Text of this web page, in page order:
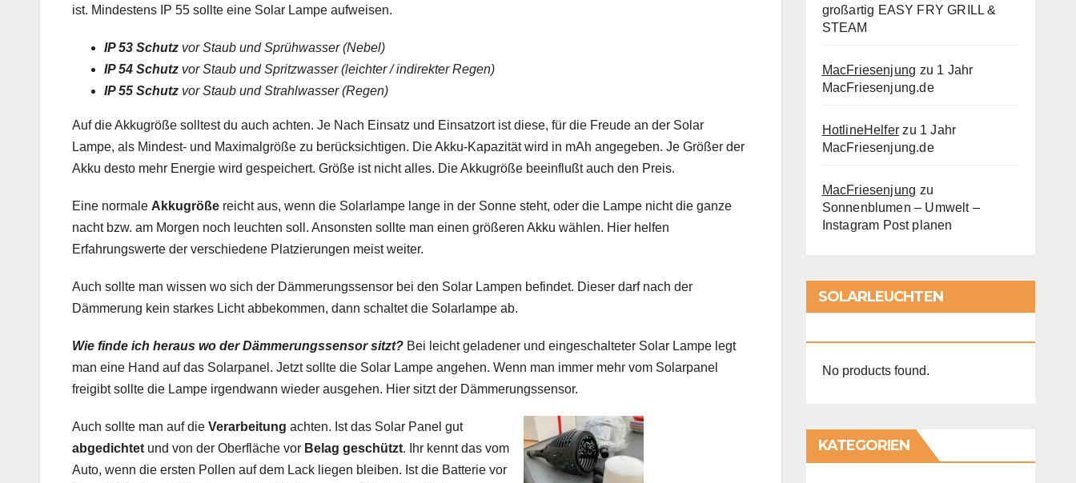
ist. Mindestens IP 55 sollte eine Solar Lampe aufweisen.
IP 53 Schutz vor Staub und Sprühwasser (Nebel)
IP 54 Schutz vor Staub und Spritzwasser (leichter / indirekter Regen)
IP 55 Schutz vor Staub und Strahlwasser (Regen)
Auf die Akkugröße solltest du auch achten. Je Nach Einsatz und Einsatzort ist diese, für die Freude an der Solar
Lampe, als Mindest- und Maximalgröße zu berücksichtigen. Die Akku-Kapazität wird in mAh angegeben. Je Größer der
Akku desto mehr Energie wird gespeichert. Größe ist nicht alles. Die Akkugröße beeinflußt auch den Preis.
Eine normale Akkugröße reicht aus, wenn die Solarlampe lange in der Sonne steht, oder die Lampe nicht die ganze
nacht bzw. am Morgen noch leuchten soll. Ansonsten sollte man einen größeren Akku wählen. Hier helfen
Erfahrungswerte der verschiedene Platzierungen meist weiter.
Auch sollte man wissen wo sich der Dämmerungssensor bei den Solar Lampen befindet. Dieser darf nach der
Dämmerung kein starkes Licht abbekommen, dann schaltet die Solarlampe ab.
Wie finde ich heraus wo der Dämmerungssensor sitzt? Bei leicht geladener und eingeschalteter Solar Lampe legt
man eine Hand auf das Solarpanel. Jetzt sollte die Solar Lampe angehen. Wenn man immer mehr vom Solarpanel
freigibt sollte die Lampe irgendwann wieder ausgehen. Hier sitzt der Dämmerungssensor.
Auch sollte man auf die Verarbeitung achten. Ist das Solar Panel gut
abgedichtet und von der Oberfläche vor Belag geschützt. Ihr kennt das vom
Auto, wenn die ersten Pollen auf dem Lack liegen bleiben. Ist die Batterie vor
großartig EASY FRY GRILL &
STEAM
MacFriesenjung zu 1 Jahr
MacFriesenjung.de
HotlineHelfer zu 1 Jahr
MacFriesenjung.de
MacFriesenjung zu
Sonnenblumen – Umwelt –
Instagram Post planen
SOLARLEUCHTEN
No products found.
KATEGORIEN